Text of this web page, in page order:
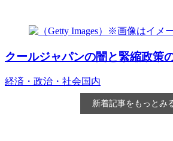
クールジャパンの闇と緊縮政策
経済・政治・社会国内
新着記事をもっとみ